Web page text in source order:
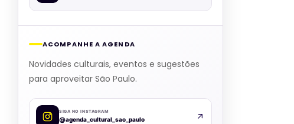
ACOMPANHE A AGENDA
Novidades culturais, eventos e sugestões
para aproveitar São Paulo.
SIGA NO INSTAGRAM
@agenda_cultural_sao_paulo